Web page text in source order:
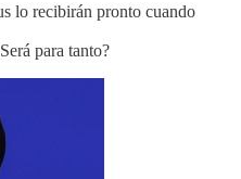
lo recibirán pronto cuando
para tanto?